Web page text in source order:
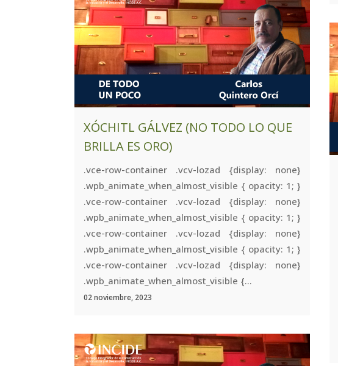
XÓCHITL GÁLVEZ (NO TODO LO QUE
BRILLA ES ORO)
.vce-row-container .vcv-lozad {display: none}
.wpb_animate_when_almost_visible { opacity: 1; }
.vce-row-container .vcv-lozad {display: none}
.wpb_animate_when_almost_visible { opacity: 1; }
.vce-row-container .vcv-lozad {display: none}
.wpb_animate_when_almost_visible { opacity: 1; }
.vce-row-container .vcv-lozad {display: none}
.wpb_animate_when_almost_visible {...
02 noviembre, 2023